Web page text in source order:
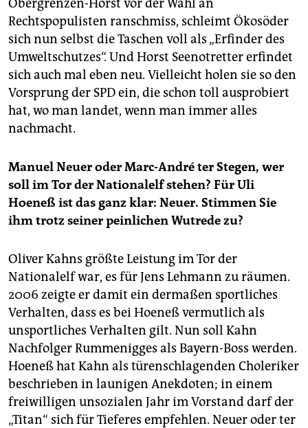
Obergrenzen-Horst vor der Wahl an
Rechtspopulisten ranschmiss, schleimt Ökosöder
sich nun selbst die Taschen voll als „Erfinder des
Umweltschutzes“. Und Horst Seenotretter erfindet
sich auch mal eben neu. Vielleicht holen sie so den
Vorsprung der SPD ein, die schon toll ausprobiert
hat, wo man landet, wenn man immer alles
nachmacht.
Manuel Neuer oder Marc-André ter Stegen, wer
soll im Tor der Nationalelf stehen? Für Uli
Hoeneß ist das ganz klar: Neuer. Stimmen Sie
ihm trotz seiner peinlichen Wutrede zu?
Oliver Kahns größte Leistung im Tor der
Nationalelf war, es für Jens Lehmann zu räumen.
2006 zeigte er damit ein dermaßen sportliches
Verhalten, dass es bei Hoeneß vermutlich als
unsportliches Verhalten gilt. Nun soll Kahn
Nachfolger Rummenigges als Bayern-Boss werden.
Hoeneß hat Kahn als türenschlagenden Choleriker
beschrieben in launigen Anekdoten; in einem
freiwilligen unsozialen Jahr im Vorstand darf der
„Titan“ sich für Tieferes empfehlen. Neuer oder ter